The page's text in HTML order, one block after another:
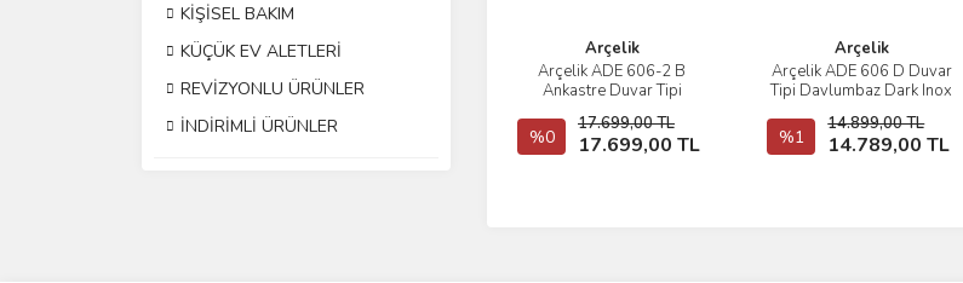
KİŞİSEL BAKIM
KÜÇÜK EV ALETLERİ
REVİZYONLU ÜRÜNLER
İNDİRİMLİ ÜRÜNLER
Arçelik
Arçelik ADE 606-2 B
Ankastre Duvar Tipi
%0
17.699,00 TL
17.699,00 TL
İncele
Sepete Ekle
Arçelik
Arçelik ADE 606 D Duvar
Tipi Davlumbaz Dark Inox
%1
14.899,00 TL
14.789,00 TL
İncele
Stokta Yok